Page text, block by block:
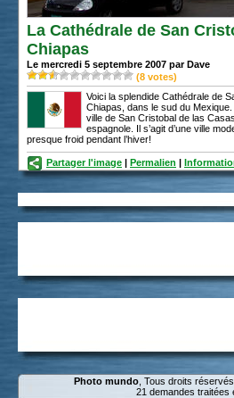
La Cathédrale de San
Chiapas
Le mercredi 5 septembre 2007 par Dave
(8 votes)
Voici la splendide Cathédrale de
Chiapas, dans le sud du
ville de San Cristobal de las
espagnole. Il s’agit d’une ville
presque froid pendant l’hiver!
Partager l'image | Permalien |
Photo mundo , Tous droits réservés,
21 demandes traitées